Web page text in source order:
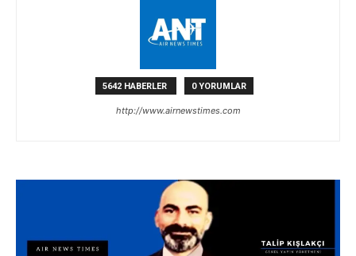
5642 HABERLER 0 YORUMLAR
http://www.airnewstimes.com